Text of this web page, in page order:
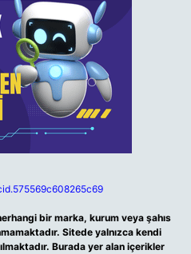
bir marka, kurum veya şahıs
Sitede yalnızca kendi
Burada yer alan içerikler